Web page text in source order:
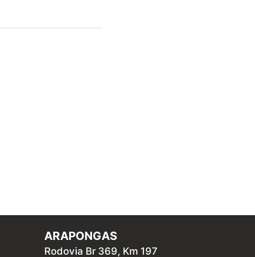
ARAPONGAS
Rodovia Br 369, Km 197